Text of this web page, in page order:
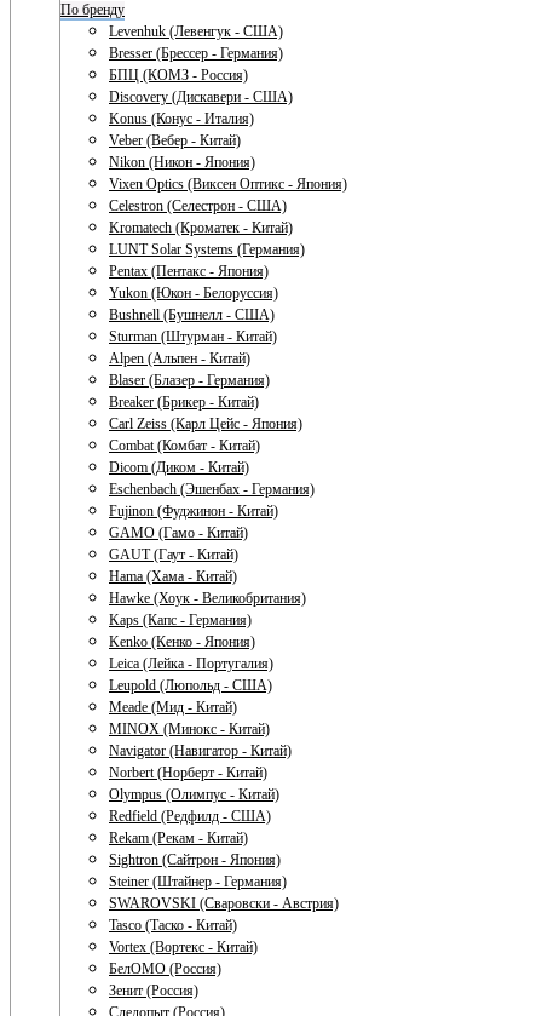
По бренду
Levenhuk (Левенгук - США)
Bresser (Брессер - Германия)
БПЦ (КОМЗ - Россия)
Discovery (Дискавери - США)
Konus (Конус - Италия)
Veber (Вебер - Китай)
Nikon (Никон - Япония)
Vixen Optics (Виксен Оптикс - Япония)
Celestron (Селестрон - США)
Kromatech (Кроматек - Китай)
LUNT Solar Systems (Германия)
Pentax (Пентакс - Япония)
Yukon (Юкон - Белоруссия)
Bushnell (Бушнелл - США)
Sturman (Штурман - Китай)
Alpen (Альпен - Китай)
Blaser (Блазер - Германия)
Breaker (Брикер - Китай)
Carl Zeiss (Карл Цейс - Япония)
Combat (Комбат - Китай)
Dicom (Диком - Китай)
Eschenbach (Эшенбах - Германия)
Fujinon (Фуджинон - Китай)
GAMO (Гамо - Китай)
GAUT (Гаут - Китай)
Hama (Хама - Китай)
Hawke (Хоук - Великобритания)
Kaps (Капс - Германия)
Kenko (Кенко - Япония)
Leica (Лейка - Португалия)
Leupold (Люпольд - США)
Meade (Мид - Китай)
MINOX (Минокс - Китай)
Navigator (Навигатор - Китай)
Norbert (Норберт - Китай)
Olympus (Олимпус - Китай)
Redfield (Редфилд - США)
Rekam (Рекам - Китай)
Sightron (Сайтрон - Япония)
Steiner (Штайнер - Германия)
SWAROVSKI (Сваровски - Австрия)
Tasco (Таско - Китай)
Vortex (Вортекс - Китай)
БелОМО (Россия)
Зенит (Россия)
Следопыт (Россия)